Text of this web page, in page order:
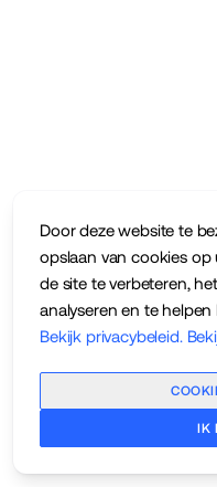
Door deze website te
opslaan van cookies
de site te verbeteren,
analyseren en te
Bekijk privacybeleid.
IK